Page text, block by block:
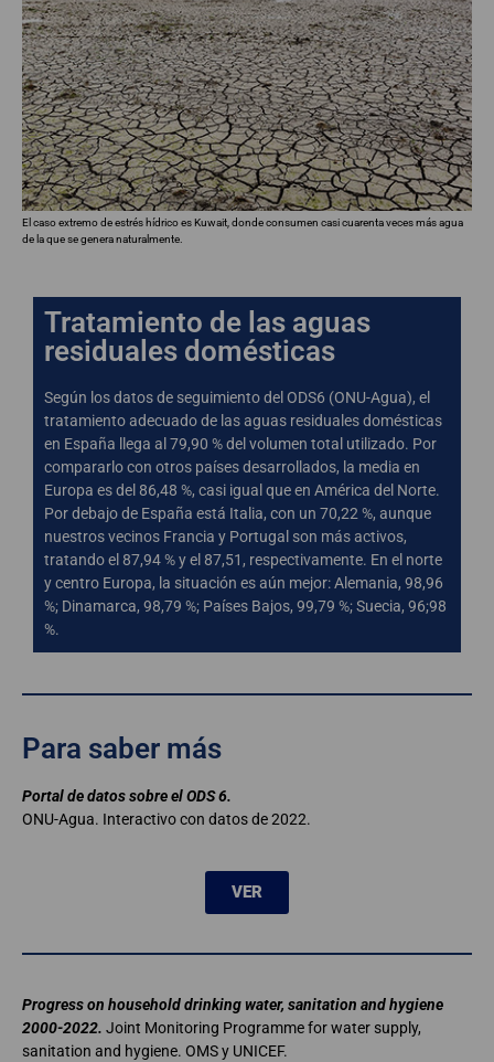
El caso extremo de estrés hídrico es Kuwait, donde consumen casi cuarenta veces más agua
de la que se genera naturalmente.
Tratamiento de las aguas
residuales domésticas
Según los datos de seguimiento del ODS6 (ONU-Agua), el
tratamiento adecuado de las aguas residuales domésticas
en España llega al 79,90 % del volumen total utilizado. Por
compararlo con otros países desarrollados, la media en
Europa es del 86,48 %, casi igual que en América del Norte.
Por debajo de España está Italia, con un 70,22 %, aunque
nuestros vecinos Francia y Portugal son más activos,
tratando el 87,94 % y el 87,51, respectivamente. En el norte
y centro Europa, la situación es aún mejor: Alemania, 98,96
%; Dinamarca, 98,79 %; Países Bajos, 99,79 %; Suecia, 96;98
%.
Para saber más
Portal de datos sobre el ODS 6.
ONU-Agua. Interactivo con datos de 2022.
VER
Progress on household drinking water, sanitation and hygiene
2000-2022. Joint Monitoring Programme for water supply,
sanitation and hygiene. OMS y UNICEF.